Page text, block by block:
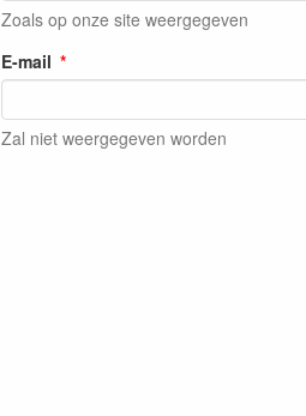
Zoals op onze site weergegeven
E-mail
Zal niet weergegeven worden